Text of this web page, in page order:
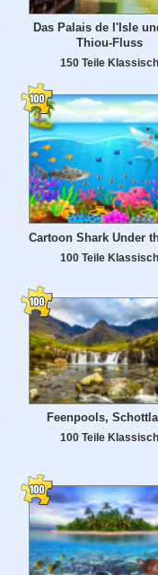
Das Palais de l'Isle
Thiou-Fluss
150 Teile Klassisch
Cartoon Shark Under
100 Teile Klassisch
Feenpools,
100 Teile Klassisch